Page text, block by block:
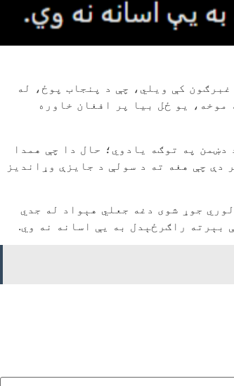
کې ویلي، چې د پنجاب پوځ، له
یو ځل بیا پر افغان خاوره
په توګه یادوي؛ حال دا چې همدا
چې هغه ته د سولې د جایزې وړاندیز
جوړ شوی دغه جعلي هېواد له جدي
بېرته راګرځېدل به یې اسانه نه وي.